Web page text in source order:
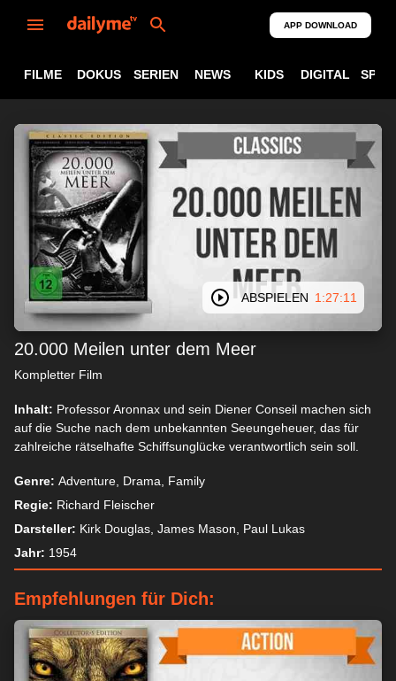
APP DOWNLOAD
FILME DOKUS SERIEN NEWS KIDS DIGITAL
ABSPIELEN 1:27:11
20.000 Meilen unter dem Meer
Kompletter Film
Inhalt: Professor Aronnax und sein Diener Conseil machen sich
auf die Suche nach dem unbekannten Seeungeheuer, das für
zahlreiche rätselhafte Schiffsunglücke verantwortlich sein soll.
Genre: Adventure, Drama, Family
Regie: Richard Fleischer
Darsteller: Kirk Douglas, James Mason, Paul Lukas
Jahr: 1954
Empfehlungen für Dich: